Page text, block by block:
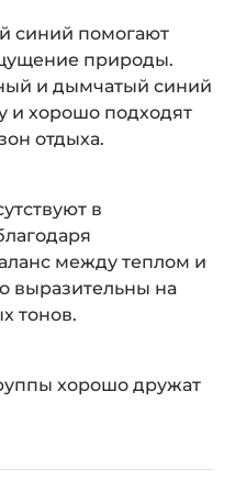
синий помогают
природы.
и дымчатый синий
и хорошо подходят
отдыха.
в
между теплом и
выразительны на
тонов.
хорошо дружат